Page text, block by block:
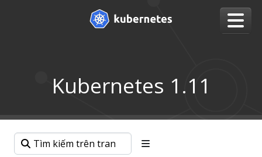
Kubernetes 1.11